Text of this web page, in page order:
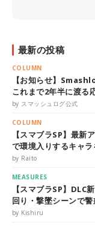
最新の投稿
COLUMN
【お知らせ】
これまで2年半に渡る
by スマッシュログ公式
COLUMN
【スマブラSP】最新
で環境入りするキャ
by Raito
MEASURES
【スマブラSP】DLC
回り・撃墜シーンで
by Kishiru